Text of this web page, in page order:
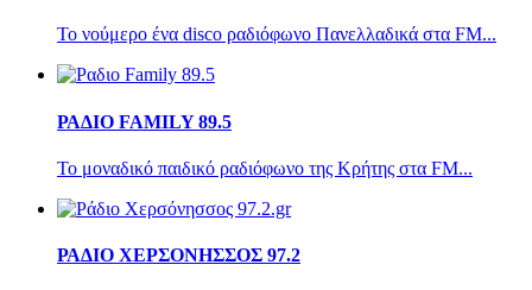
Το νούμερο ένα disco ραδιόφωνο Πανελλαδικά στα FM...
ΡΑΔΙΟ FAMILY 89.5
Το μοναδικό παιδικό ραδιόφωνο της Κρήτης στα FM...
ΡΑΔΙΟ ΧΕΡΣΟΝΗΣΣΟΣ 97.2